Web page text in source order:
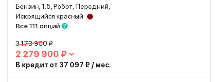
Бензин, 1.5, Робот, Передний,
Искрящийся красный
Все 111 опций
3 179 900 ₽
2 279 900 ₽
В кредит от 37 097 ₽ / мес.